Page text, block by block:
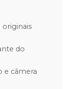
originais
do
e câmera